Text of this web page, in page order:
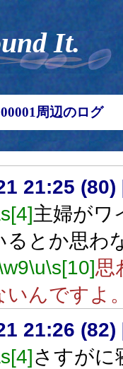
It.
周辺のログ
21:25 (80)
主婦がワ
るとか思わ
\u\s[10]思
いんですよ
21:26 (82)
さすがに